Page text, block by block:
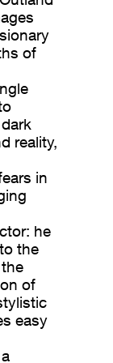
of
reality,
in
he
the
of
easy